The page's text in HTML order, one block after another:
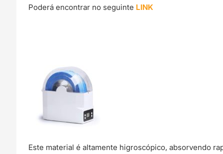
Poderá encontrar no seguinte LINK
Este material é altamente higroscópico, absorvendo